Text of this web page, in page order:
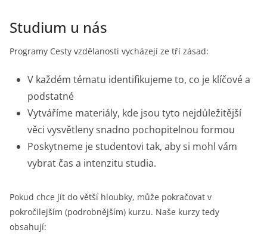
naStudium u nás
Programy Cesty vzdělanosti vycházejí ze tří zásad:
V každém tématu identifikujeme to, co je klíčové a
podstatné
Vytváříme materiály, kde jsou tyto nejdůležitější
věci vysvětleny snadno pochopitelnou formou
Poskytneme je studentovi tak, aby si mohl vám
vybrat čas a intenzitu studia.
Pokud chce jít do větší hloubky, může pokračovat v
pokročilejším (podrobnějším) kurzu. Naše kurzy tedy
obsahují: